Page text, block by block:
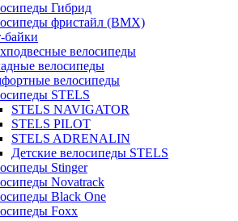
Гибрид
фристайл (BMX)
байки
велосипеды
велосипеды
велосипеды
STELS
STELS NAVIGATOR
STELS PILOT
STELS ADRENALIN
Детские велосипеды STELS
Stinger
Novatrack
Black One
Foxx